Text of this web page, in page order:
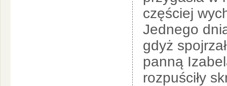
częściej
Jednego
gdyż
panną
rozpuściły